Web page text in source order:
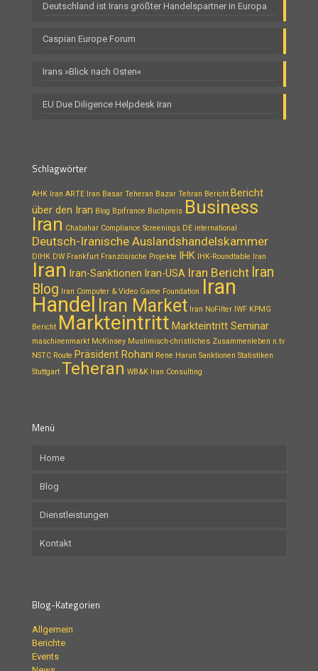
Deutschland ist Irans größter Handelspartner in Europa
Caspian Europe Forum
Irans »Blick nach Osten«
EU Due Diligence Helpdesk Iran
Schlagwörter
AHK Iran ARTE Iran Basar Teheran Bazar Tehran Bericht Bericht
über den Iran Blog Bpifrance Buchpreis Business
Iran Chabahar Compliance Screenings DE international
Deutsch-Iranische Auslandshandelskammer
DIHK DW Frankfurt Französische Projekte IHK IHK-Roundtable Iran
Iran Iran-Sanktionen Iran-USA Iran Bericht Iran
Blog
Iran Computer & Video Game Foundation Iran
Handel Iran Market Iran NoFilter IWF KPMG
Bericht Markteintritt Markteintritt Seminar
maschinenmarkt McKinsey Muslimisch-christliches Zusammenleben n.tv
NSTC Route Präsident Rohani Rene Harun Sanktionen Statistiken
Stuttgart Teheran WB&K Iran Consulting
Menü
Home
Blog
Dienstleistungen
Kontakt
Blog-Kategorien
Allgemein
Berichte
Events